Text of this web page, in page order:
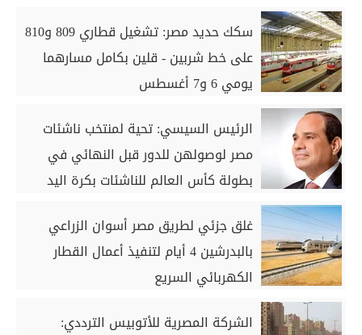
سكك حديد مصر: تشغيل قطاري 809 و810
على خط شربين - قلين بكامل مسارهما
يومي 6 و7 أغسطس
الرئيس السيسي: تحية لمنتخب ناشئات
مصر لوصولهن للدور قبل النهائي في
بطولة كأس العالم للناشئات بكرة اليد
غلق جزئي لطريق مصر أسوان الزراعي
بالبدرشين 4 أيام لتنفيذ أعمال القطار
الكهربائي السريع
الشركة المصرية للأتوبيس الترددي: